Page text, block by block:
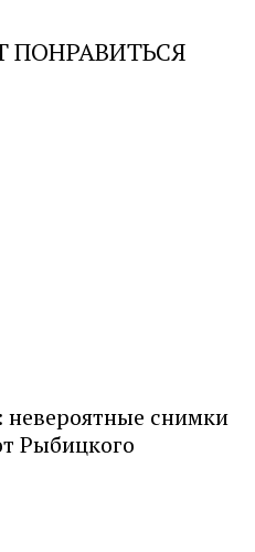
невероятные снимки
Рыбицкого